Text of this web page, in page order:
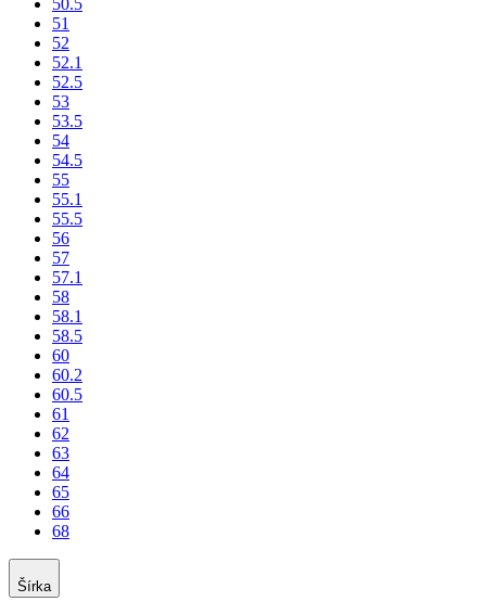
50.5
51
52
52.1
52.5
53
53.5
54
54.5
55
55.1
55.5
56
57
57.1
58
58.1
58.5
60
60.2
60.5
61
62
63
64
65
66
68
Šírka